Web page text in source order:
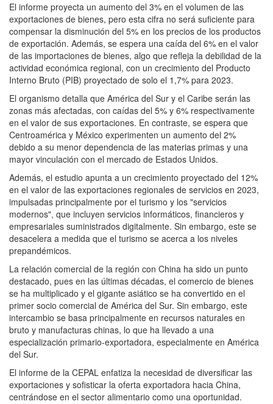
El informe proyecta un aumento del 3% en el volumen de las
exportaciones de bienes, pero esta cifra no será suficiente para
compensar la disminución del 5% en los precios de los productos
de exportación. Además, se espera una caída del 6% en el valor
de las importaciones de bienes, algo que refleja la debilidad de la
actividad económica regional, con un crecimiento del Producto
Interno Bruto (PIB) proyectado de solo el 1,7% para 2023.
El organismo detalla que América del Sur y el Caribe serán las
zonas más afectadas, con caídas del 5% y 6% respectivamente
en el valor de sus exportaciones. En contraste, se espera que
Centroamérica y México experimenten un aumento del 2%
debido a su menor dependencia de las materias primas y una
mayor vinculación con el mercado de Estados Unidos.
Además, el estudio apunta a un crecimiento proyectado del 12%
en el valor de las exportaciones regionales de servicios en 2023,
impulsadas principalmente por el turismo y los "servicios
modernos", que incluyen servicios informáticos, financieros y
empresariales suministrados digitalmente. Sin embargo, este se
desacelera a medida que el turismo se acerca a los niveles
prepandémicos.
La relación comercial de la región con China ha sido un punto
destacado, pues en las últimas décadas, el comercio de bienes
se ha multiplicado y el gigante asiático se ha convertido en el
primer socio comercial de América del Sur. Sin embargo, este
intercambio se basa principalmente en recursos naturales en
bruto y manufacturas chinas, lo que ha llevado a una
especialización primario-exportadora, especialmente en América
del Sur.
El informe de la CEPAL enfatiza la necesidad de diversificar las
exportaciones y sofisticar la oferta exportadora hacia China,
centrándose en el sector alimentario como una oportunidad.